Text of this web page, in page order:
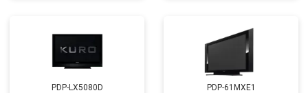
PDP-LX5080D PDP-61MXE1